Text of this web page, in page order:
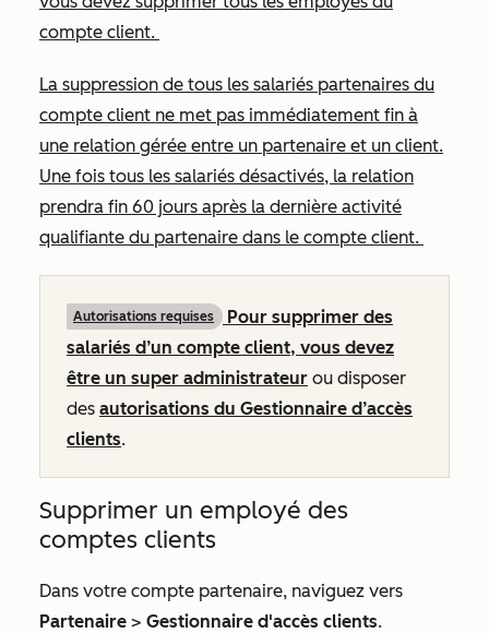
compte client.
La suppression de tous les salariés partenaires du
compte client ne met pas immédiatement fin à
une relation gérée entre un partenaire et un client.
Une fois tous les salariés désactivés, la relation
prendra fin 60 jours après la dernière activité
qualifiante du partenaire dans le compte client.
Autorisations requises
Pour supprimer des
salariés d’un compte client, vous devez
être un super administrateur ou disposer
des autorisations du Gestionnaire d’accès
clients.
Supprimer un employé des
comptes clients
Dans votre compte partenaire, naviguez vers
Partenaire > Gestionnaire d'accès clients.